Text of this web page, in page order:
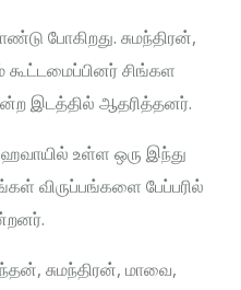
போகிறது. சுமந்திரன்,
சிங்கள
இடத்தில் ஆதரித்தனர்.
உள்ள ஒரு இந்து
விருப்பங்களை பேப்பரில்
சுமந்திரன், மாவை,